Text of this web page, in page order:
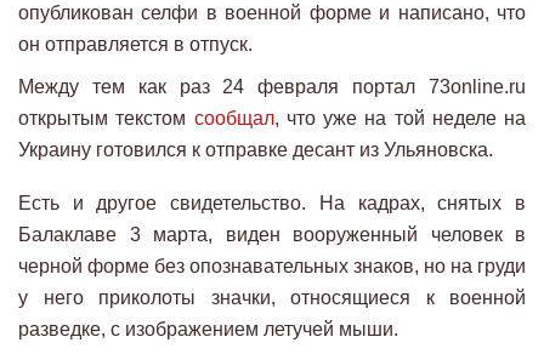
опубликован селфи в военной форме и написано, что
он отправляется в отпуск.
Между тем как раз 24 февраля портал 73online.ru
открытым текстом сообщал, что уже на той неделе на
Украину готовился к отправке десант из Ульяновска.
Есть и другое свидетельство. На кадрах, снятых в
Балаклаве 3 марта, виден вооруженный человек в
черной форме без опознавательных знаков, но на груди
у него приколоты значки, относящиеся к военной
разведке, с изображением летучей мыши.